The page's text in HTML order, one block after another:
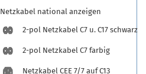
Netzkabel national anzeigen
2-pol Netzkabel C7 u. C17 schwarz
2-pol Netzkabel C7 farbig
Netzkabel CEE 7/7 auf C13